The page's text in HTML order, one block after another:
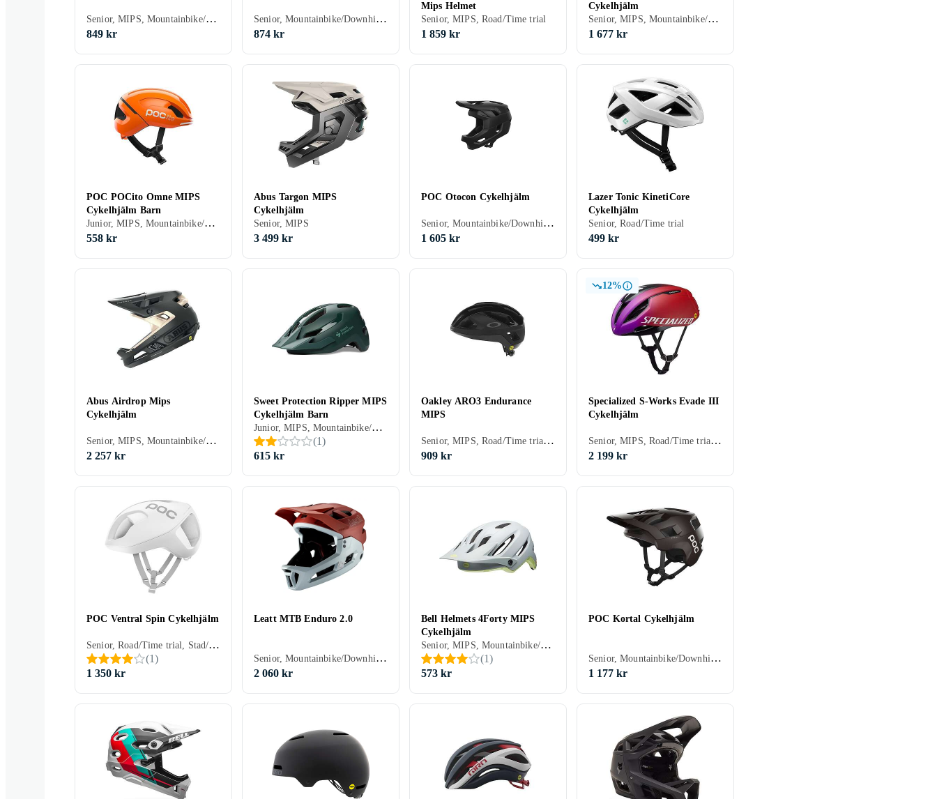
Senior, MIPS, Mountainbike/Downhill/Trail, Road/Time trial, BMX/Dirt
849 kr
Senior, Mountainbike/Downhill/Trail, Road/Time trial, BMX/Dirt, Öppen
874 kr
Mips Helmet
Senior, MIPS, Road/Time trial
1 859 kr
Cykelhjälm
Senior, MIPS, Mountainbike/Downhill/Trail, Road/Time trial, BMX/Dirt
1 677 kr
POC POCito Omne MIPS
Cykelhjälm Barn
Junior, MIPS, Mountainbike/Downhill/Trail, Stad/Pendling, Öppen
558 kr
Abus Targon MIPS
Cykelhjälm
Senior, MIPS
3 499 kr
POC Otocon Cykelhjälm
Senior, Mountainbike/Downhill/Trail, Road/Time trial, Heltäckande
1 605 kr
Lazer Tonic KinetiCore
Cykelhjälm
Senior, Road/Time trial
499 kr
Abus Airdrop Mips
Cykelhjälm
Senior, MIPS, Mountainbike/Downhill/Trail, Heltäckande
2 257 kr
Sweet Protection Ripper MIPS
Cykelhjälm Barn
Junior, MIPS, Mountainbike/Downhill/Trail, Road/Time trial, Stad/Pendling, BMX/Dirt, Öppen
(1)
615 kr
Oakley ARO3 Endurance
MIPS
Senior, MIPS, Road/Time trial, Stad/Pendling, Öppen
909 kr
12%
Specialized S-Works Evade III
Cykelhjälm
Senior, MIPS, Road/Time trial, Öppen
2 199 kr
POC Ventral Spin Cykelhjälm
Senior, Road/Time trial, Stad/Pendling, Öppen
(1)
1 350 kr
Leatt MTB Enduro 2.0
Senior, Mountainbike/Downhill/Trail, Heltäckande
2 060 kr
Bell Helmets 4Forty MIPS
Cykelhjälm
Senior, MIPS, Mountainbike/Downhill/Trail, BMX/Dirt, Öppen
(1)
573 kr
POC Kortal Cykelhjälm
Senior, Mountainbike/Downhill/Trail, Öppen
1 177 kr